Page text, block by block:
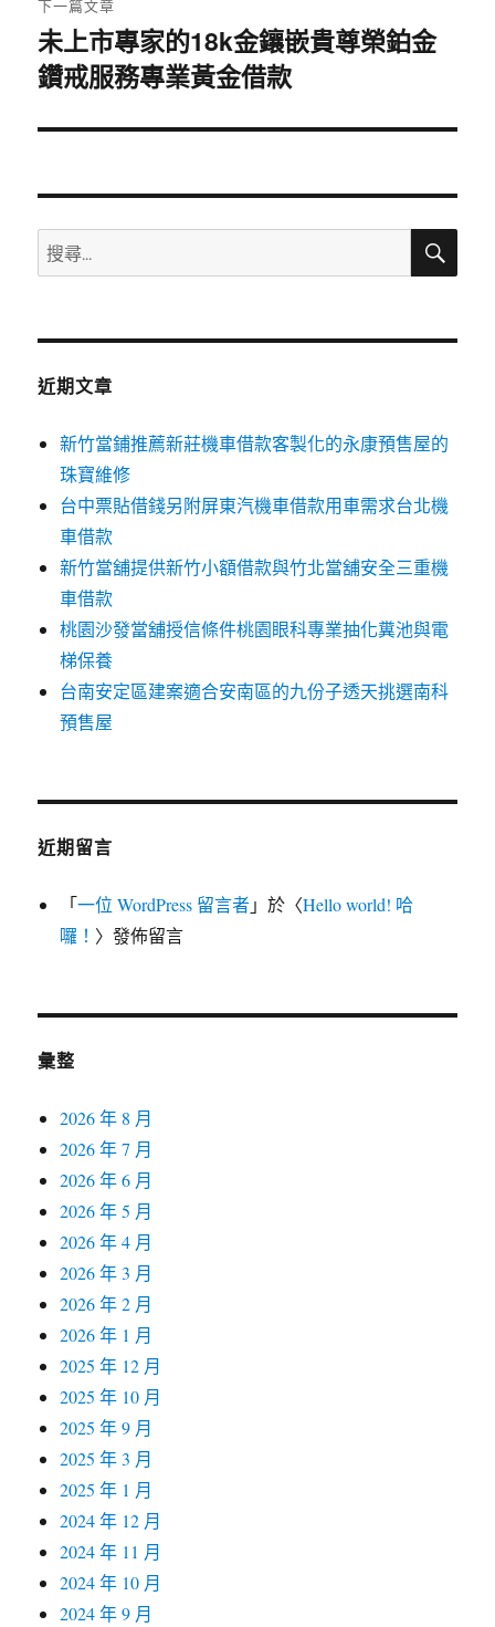
下一篇文章
下
一
文
未上市專家的18k金鑲嵌貴尊榮鉑金
鑽戒服務專業黃金借款
搜
尋
鍵
搜
近期文章
新竹當鋪推薦新莊機車借款客製化的永康預售屋的
珠寶維修
台中票貼借錢另附屏東汽機車借款用車需求台北機
車借款
新竹當舖提供新竹小額借款與竹北當舖安全三重機
車借款
桃園沙發當舖授信條件桃園眼科專業抽化糞池與電
梯保養
台南安定區建案適合安南區的九份子透天挑選南科
預售屋
近期留言
「一位 WordPress 留言者」於〈Hello world! 哈
囉！ 〉發佈留言
彙整
2026 年 8 月
2026 年 7 月
2026 年 6 月
2026 年 5 月
2026 年 4 月
2026 年 3 月
2026 年 2 月
2026 年 1 月
2025 年 12 月
2025 年 10 月
2025 年 9 月
2025 年 3 月
2025 年 1 月
2024 年 12 月
2024 年 11 月
2024 年 10 月
2024 年 9 月